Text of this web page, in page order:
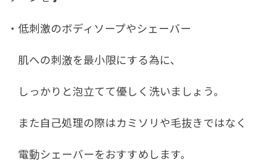
・低刺激のボディソープやシェーバー
肌への刺激を最小限にする為に、
しっかりと泡立てて優しく洗いましょう。
また自己処理の際はカミソリや毛抜きではなく
電動シェーバーをおすすめします。